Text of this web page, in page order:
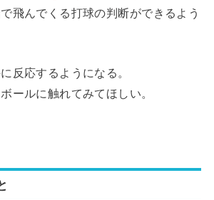
飛んでくる打球の判断ができるよう
反応するようになる。
ールに触れてみてほしい。